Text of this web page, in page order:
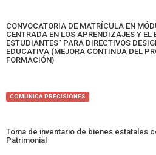
CONVOCATORIA DE MATRÍCULA EN
CENTRADA EN LOS APRENDIZAJES Y EL
ESTUDIANTES” PARA DIRECTIVOS
EDUCATIVA (MEJORA CONTINUA DEL
FORMACIÓN)
COMUNICA PRECISIONES
Toma de inventario de bienes estatales
Patrimonial